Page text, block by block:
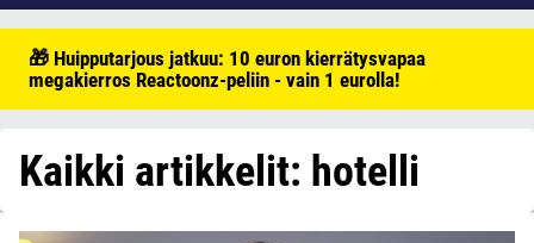
🎁 Huipputarjous jatkuu: 10 euron kierrätysvapaa
megakierros Reactoonz-peliin - vain 1 eurolla!
Kaikki artikkelit: hotelli